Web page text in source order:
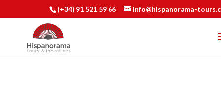
(+34) 91 521 59 66 info@hispanorama-